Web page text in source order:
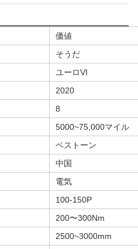
価値
そうだ
ユーロVI
2020
8
5000~75,000マイル
ベストーン
中国
電気
100-150P
200〜300Nm
2500~3000mm